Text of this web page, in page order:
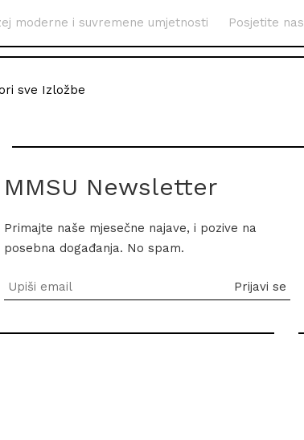
moderne i suvremene umjetnosti Posjetite nas
sve Izložbe
MMSU Newsletter
Primajte naše mjesečne najave, i pozive na
posebna događanja. No spam.